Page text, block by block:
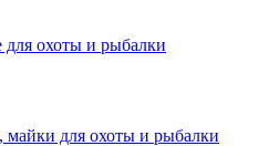
для охоты и рыбалки
майки для охоты и рыбалки